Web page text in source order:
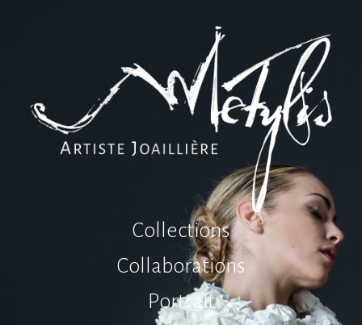
Co ections
Co aborations
Portrait